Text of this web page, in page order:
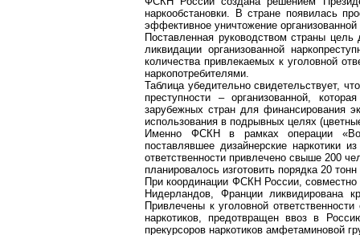
наркообстановки. В стране появилась
эффективное уничтожение
Поставленная руководством страны
ликвидации организованной
количества привлекаемых к уголовной
наркопотребителями.
Таблица убедительно свидетельствует,
преступности – организованной,
зарубежных стран для финансирования
использования в подрывных целях
Именно ФСКН в рамках операции
поставлявшее дизайнерские
ответственности привлечено свыше 200
планировалось изготовить порядка 20
При координации ФСКН России,
Нидерландов, Франции ликвидирована
Привлечены к уголовной
наркотиков, предотвращен ввоз в
прекурсоров наркотиков амфетаминовой